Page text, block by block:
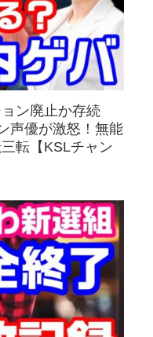
ン廃止か存続
声優が激怒！無能
転【KSLチャン